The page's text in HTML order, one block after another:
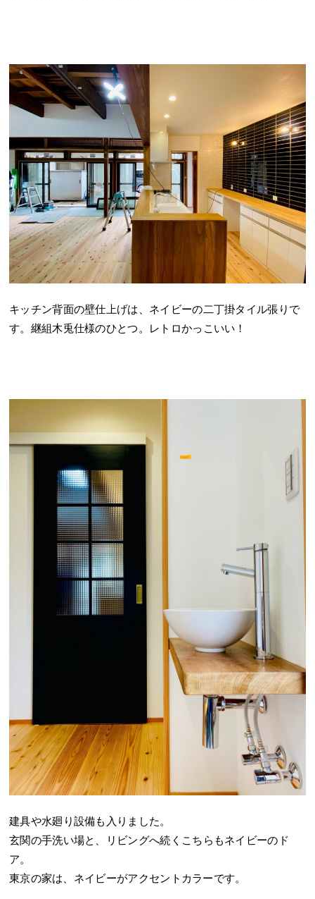
キッチン背面の壁仕上げは、ネイビーの二丁掛タイル張りで
す。継組木兎仕様のひとつ。レトロかっこいい！
建具や水廻り設備も入りました。
玄関の手洗い場と、リビングへ続くこちらもネイビーのド
ア。
東京の家は、ネイビーがアクセントカラーです。